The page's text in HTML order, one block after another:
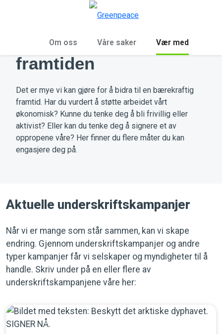
Om oss Våre saker Vær med
Vær med på å forme
framtiden
Det er mye vi kan gjøre for å bidra til en bærekraftig
framtid. Har du vurdert å støtte arbeidet vårt
økonomisk? Kunne du tenke deg å bli frivillig eller
aktivist? Eller kan du tenke deg å signere et av
oppropene våre? Her finner du flere måter du kan
engasjere deg på.
Aktuelle underskriftskampanjer
Når vi er mange som står sammen, kan vi skape
endring. Gjennom underskriftskampanjer og andre
typer kampanjer får vi selskaper og myndigheter til å
handle. Skriv under på en eller flere av
underskriftskampanjene våre her: